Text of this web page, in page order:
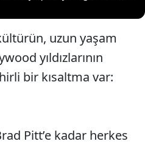
uzun yaşam
yıldızlarının
bir kısaltma var:
Pitt’e kadar herkes